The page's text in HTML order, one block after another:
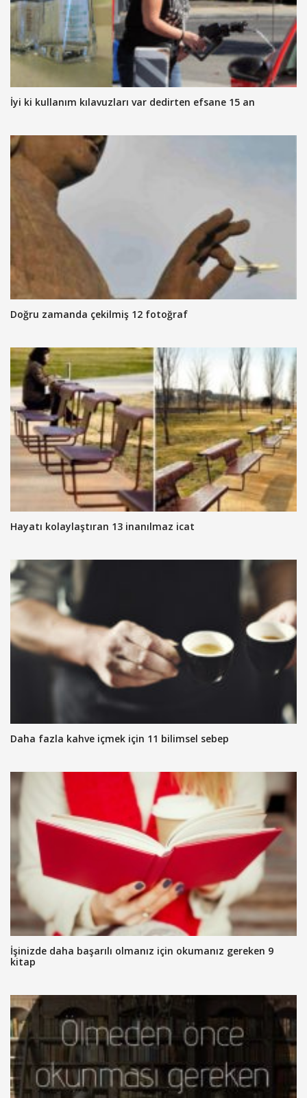
İyi ki kullanım kılavuzları var dedirten efsane 15 an
Doğru zamanda çekilmiş 12 fotoğraf
Hayatı kolaylaştıran 13 inanılmaz icat
Daha fazla kahve içmek için 11 bilimsel sebep
İşinizde daha başarılı olmanız için okumanız gereken 9
kitap